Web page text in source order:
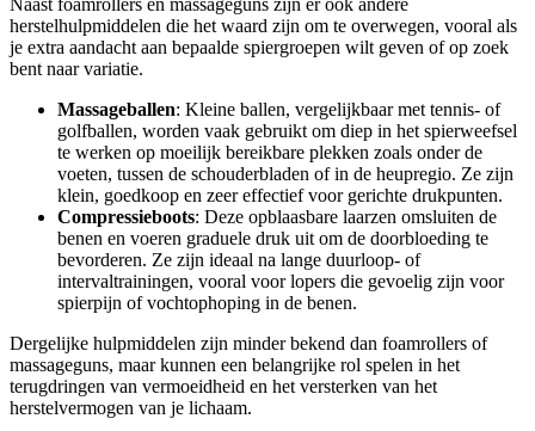
herstelhulpmiddelen die het waard zijn om te overwegen, vooral als
je extra aandacht aan bepaalde spiergroepen wilt geven of op zoek
bent naar variatie.
Massageballen: Kleine ballen, vergelijkbaar met tennis- of
golfballen, worden vaak gebruikt om diep in het spierweefsel
te werken op moeilijk bereikbare plekken zoals onder de
voeten, tussen de schouderbladen of in de heupregio. Ze zijn
klein, goedkoop en zeer effectief voor gerichte drukpunten.
Compressieboots: Deze opblaasbare laarzen omsluiten de
benen en voeren graduele druk uit om de doorbloeding te
bevorderen. Ze zijn ideaal na lange duurloop- of
intervaltrainingen, vooral voor lopers die gevoelig zijn voor
spierpijn of vochtophoping in de benen.
Dergelijke hulpmiddelen zijn minder bekend dan foamrollers of
massageguns, maar kunnen een belangrijke rol spelen in het
terugdringen van vermoeidheid en het versterken van het
herstelvermogen van je lichaam.